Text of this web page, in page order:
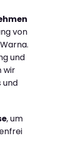
von
und
wir
und
, um